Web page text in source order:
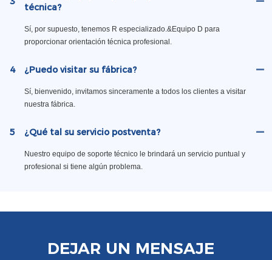
técnica?
Sí, por supuesto, tenemos R especializado.&Equipo D para
proporcionar orientación técnica profesional.
4 ¿Puedo visitar su fábrica?
Sí, bienvenido, invitamos sinceramente a todos los clientes a visitar
nuestra fábrica.
5 ¿Qué tal su servicio postventa?
Nuestro equipo de soporte técnico le brindará un servicio puntual y
profesional si tiene algún problema.
DEJAR UN MENSAJE